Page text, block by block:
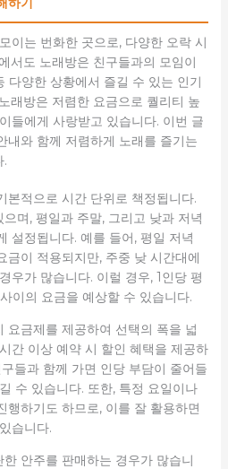
이는 번화한 곳으로, 다양한 오락 시
서도 노래방은 친구들과의 모임이
다양한 상황에서 즐길 수 있는 인기
래방은 저렴한 요금으로 퀄리티 높
들에게 사랑받고 있습니다. 이번 글
내와 함께 저렴하게 노래를 즐기는
.
본적으로 시간 단위로 책정됩니다.
며, 평일과 주말, 그리고 낮과 저녁
설정됩니다. 예를 들어, 평일 저녁
금이 적용되지만, 주중 낮 시간대에
우가 많습니다. 이럴 경우, 1인당 평
이의 요금을 예상할 수 있습니다.
요금제를 제공하여 선택의 폭을 넓
간 이상 예약 시 할인 혜택을 제공하
들과 함께 가면 인당 부담이 줄어들
수 있습니다. 또한, 특정 요일이나
행하기도 하므로, 이를 잘 활용하면
습니다.
안주를 판매하는 경우가 많습니